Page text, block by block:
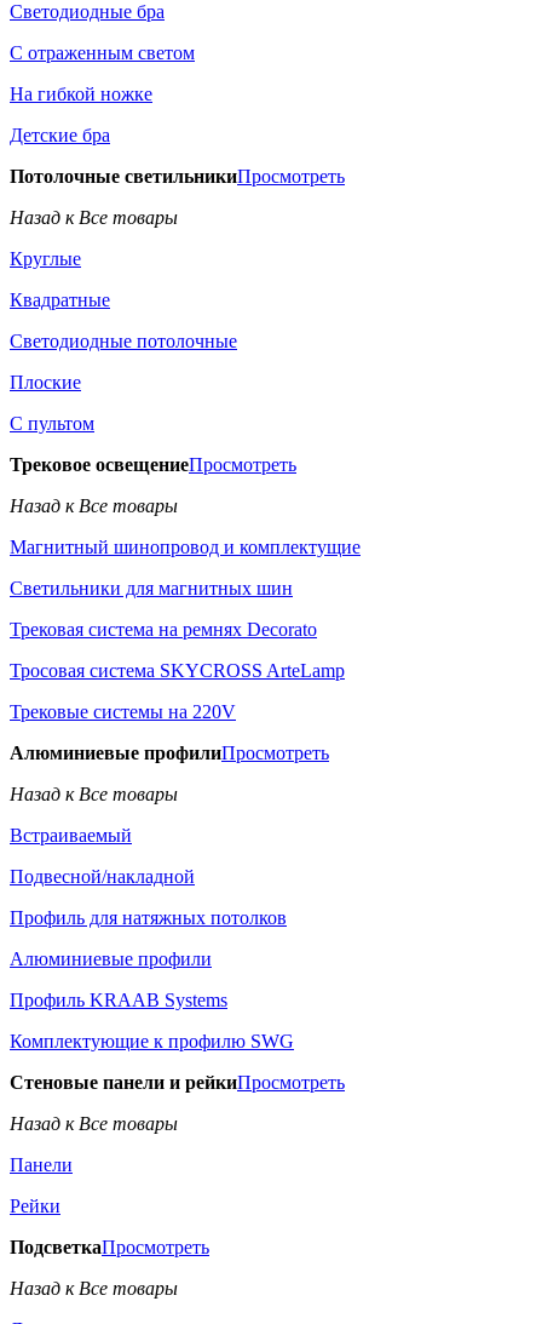
Светодиодные бра
С отраженным светом
На гибкой ножке
Детские бра
Потолочные светильникиПросмотреть
Назад к Все товары
Круглые
Квадратные
Светодиодные потолочные
Плоские
С пультом
Трековое освещениеПросмотреть
Назад к Все товары
Магнитный шинопровод и комплектущие
Светильники для магнитных шин
Трековая система на ремнях Decorato
Тросовая система SKYCROSS ArteLamp
Трековые системы на 220V
Алюминиевые профилиПросмотреть
Назад к Все товары
Встраиваемый
Подвесной/накладной
Профиль для натяжных потолков
Алюминиевые профили
Профиль KRAAB Systems
Комплектующие к профилю SWG
Стеновые панели и рейкиПросмотреть
Назад к Все товары
Панели
Рейки
ПодсветкаПросмотреть
Назад к Все товары